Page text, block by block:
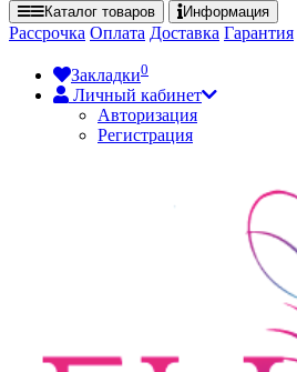
Каталог товаров Информация
Рассрочка Оплата Доставка Гарантия
Закладки0
Личный кабинет
Авторизация
Регистрация